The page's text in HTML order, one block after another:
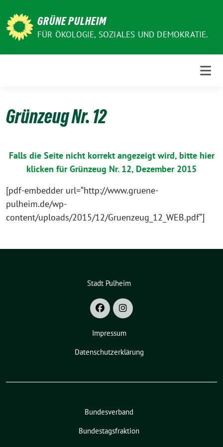
zum
Inhalt
GRÜNE PULHEIM
FÜR ÖKOLOGIE, SOZIALES UND DEMOKRATIE.
Grünzeug Nr. 12
Falls die Seite nicht korrekt angezeigt wird, bitte hier
klicken für Grünzeug Nr. 12, Dezember 2015
[pdf-embedder url=“http://www.gruene-
pulheim.de/wp-
content/uploads/2015/12/Gruenzeug_12_WEB.pdf“]
Stadt Pulheim
Impressum
Datenschutzerklärung
Bundesverband
Bundestagsfraktion